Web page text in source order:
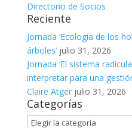
Directorio de Socios
Reciente
Jornada ‘Ecología de los
árboles’ julio 31, 2026
Jornada ‘El sistema
interpretar para una
Claire Atger julio 31, 2026
Categorías
Categorías